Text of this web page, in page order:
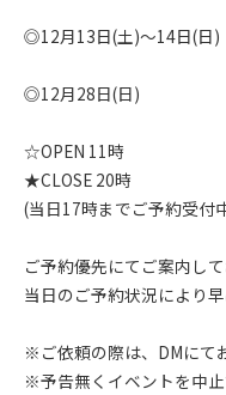
◎12月13日(土)〜14日(日)
◎12月28日(日)
☆OPEN 11時
★CLOSE 20時
(当日17時までご予約受付
ご予約優先にてご案内し
当日のご予約状況により
※ご依頼の際は、DMにて
※予告無くイベントを中